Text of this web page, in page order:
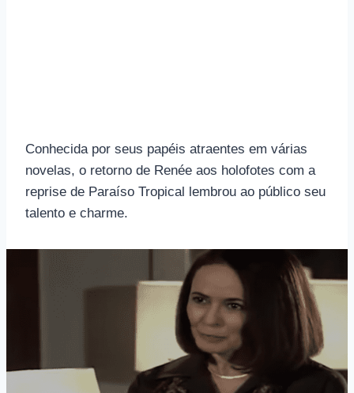
Conhecida por seus papéis atraentes em várias
novelas, o retorno de Renée aos holofotes com a
reprise de Paraíso Tropical lembrou ao público seu
talento e charme.